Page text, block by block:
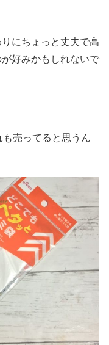
にちょっと丈夫で高
好みかもしれないで
売ってると思うん